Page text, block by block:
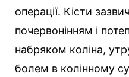
операції. Кісти
почервонінням і
набряком коліна,
болем в колінному